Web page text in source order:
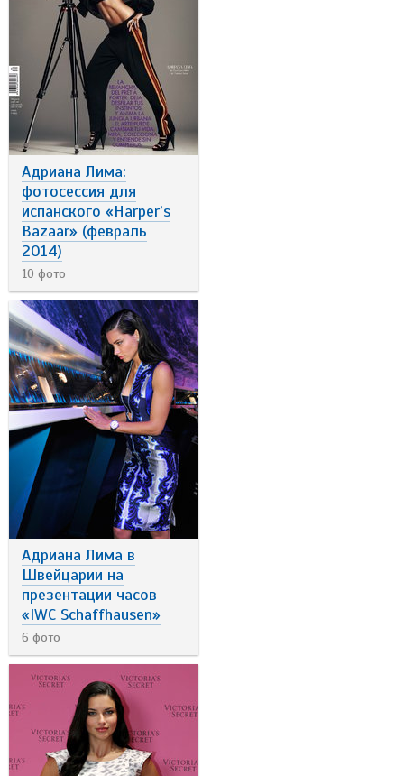
Адриана Лима:
фотосессия для
испанского «Harper’s
Bazaar» (февраль
2014)
10 фото
Адриана Лима в
Швейцарии на
презентации часов
«IWC Schaffhausen»
6 фото